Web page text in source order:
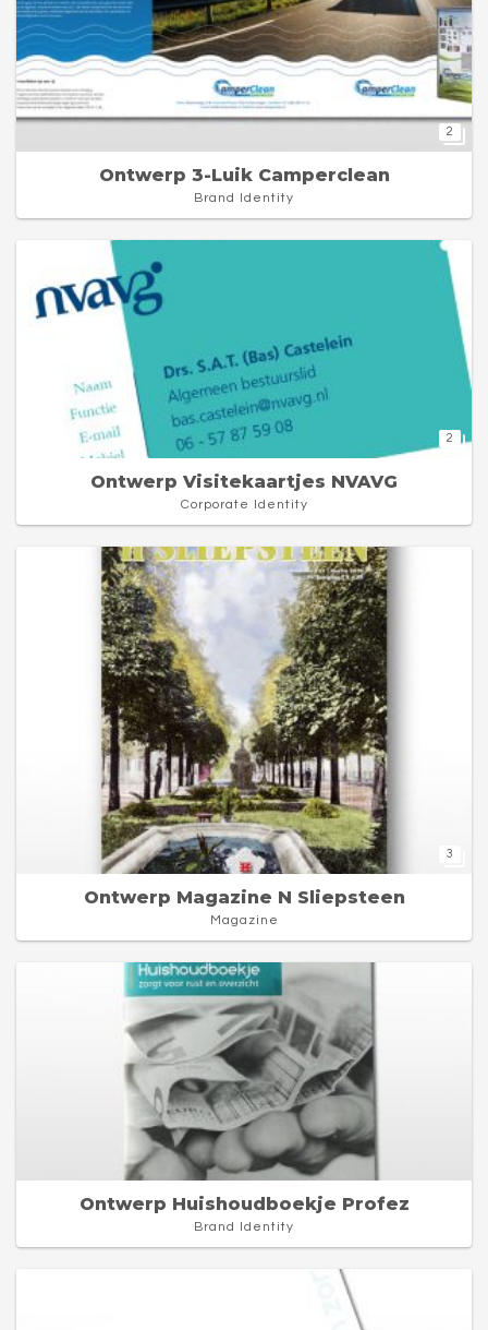
2
Ontwerp 3-Luik Camperclean
Brand Identity
2
Ontwerp Visitekaartjes NVAVG
Corporate Identity
3
Ontwerp Magazine N Sliepsteen
Magazine
Ontwerp Huishoudboekje Profez
Brand Identity